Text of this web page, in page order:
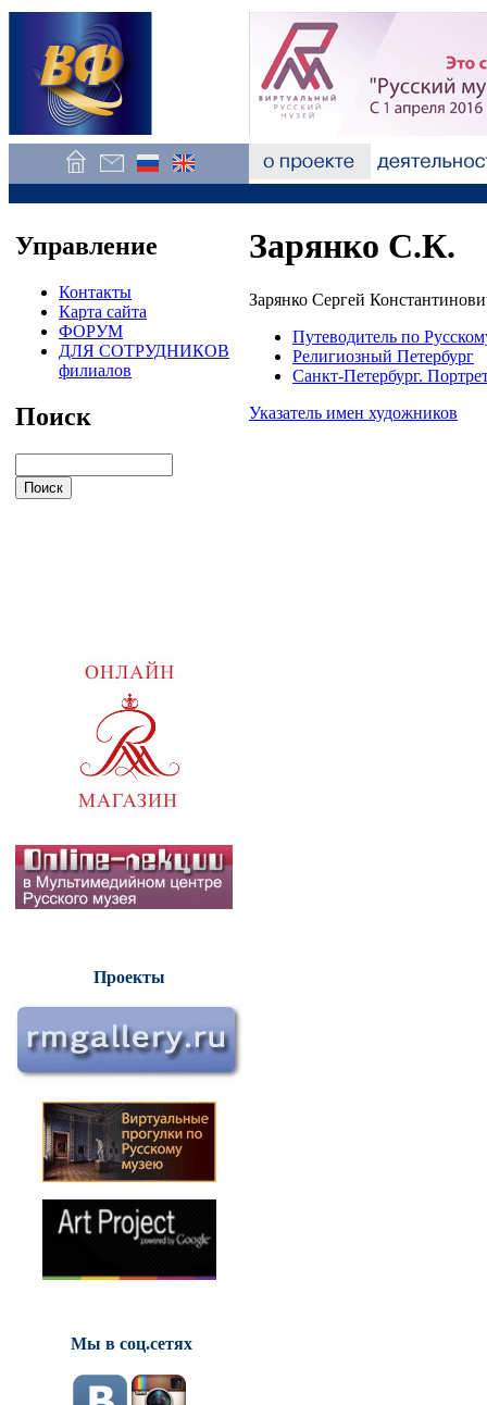
Управление
Контакты
Карта сайта
ФОРУМ
ДЛЯ СОТРУДНИКОВ
филиалов
Поиск
Проекты
Мы в соц.сетях
Зарянко С.К.
Зарянко Сергей
Путеводитель по
Религиозный Петербург
Санкт-Петербург.
Указатель имен художников